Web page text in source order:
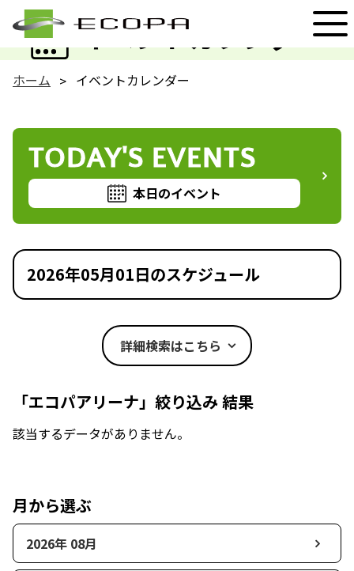
イベントカレンダー
EVENT
ホーム イベントカレンダー
TODAY'S EVENTS
本日のイベント
2026年05月01日のスケジュール
詳細検索はこちら
「エコパアリーナ」絞り込み 結果
該当するデータがありません。
月から選ぶ
2026年 08月